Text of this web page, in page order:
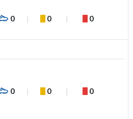
0 0 0
0 0 0